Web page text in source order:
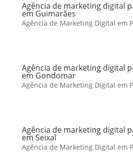
Agência de marketing digital
em Guimarães
Agência de Marketing Digital em
Agência de marketing digital
em Gondomar
Agência de Marketing Digital em
Agência de marketing digital
em Seixal
Agência de Marketing Digital em